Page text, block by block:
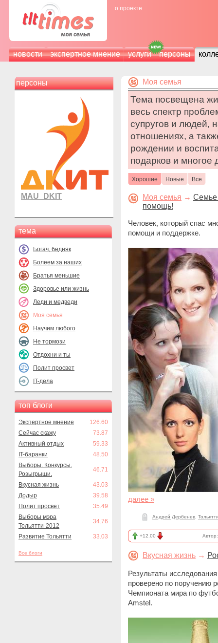
о проекте
новости экспертное мнение услуги персоны
персоны
MAU_DKIT
тема
Богач, бедняк
Болеем за наших
Братья меньшие
Здоровье или жизнь
Леди и медведи
Моя семья
Научим любого
Не тормози
Отдохни и ты
Полит просвет
IT-дела
топ блоги
Экспертное мнение
126.60
Сейчас скажу
73.87
Активный отдых
59.33
IT-баранки
48.50
Выборы. Конкурсы.
Розыгрыши.
46.71
Вкусная жизнь
43.03
Додыр
39.58
Полит просвет
35.49
Выборы мэра
Тольятти-2012
34.76
Развитие Тольятти 33.03
Все блоги
Моя семья
Тема посвещена
весь спектр
супругов и людей,
отношениях, а
рождении и
подарков и многое
Хорошие Новые Все
Моя семья → Семье
помощь!
Человек, который спас
помощи и поддержке.
далее »
Андрей Дербенев
+12.00
Вкусная жизнь →
Результаты
проверено по поручению
Чемпионата мира по
Amstel.